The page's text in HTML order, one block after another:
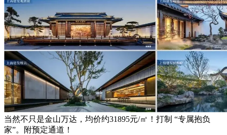
当然不只是金山万达，均价约31895元/㎡！打制 “专属抱负
家”。附预定通道！